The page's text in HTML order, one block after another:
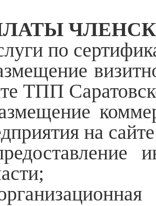
по
ТПП
на